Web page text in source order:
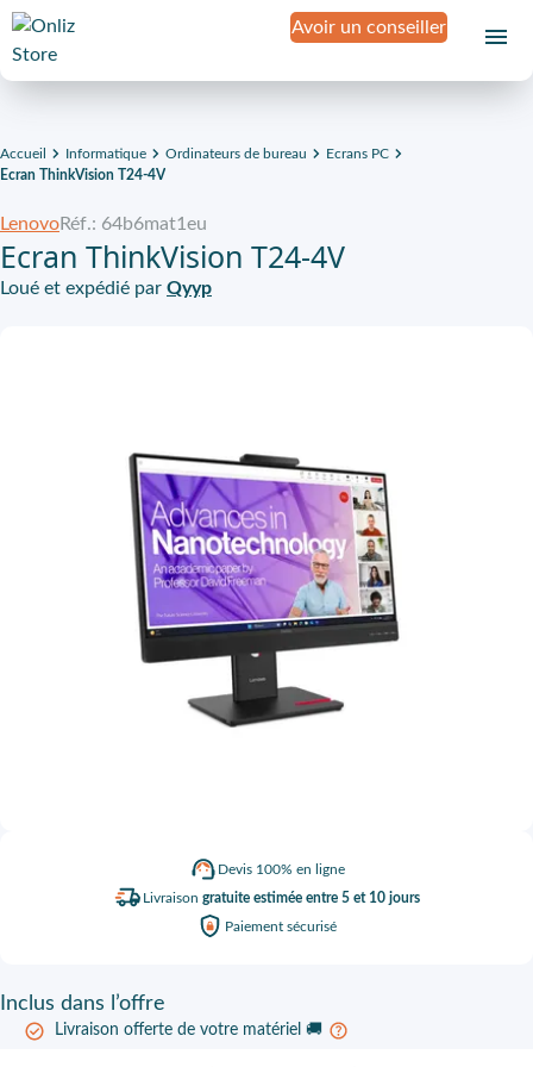
Avoir un conseiller
Accueil Informatique Ordinateurs de bureau
Ecrans PC
Ecran ThinkVision T24-4V
Devis 100% en ligne
Livraison gratuite estimée entre 5 et 10 jours
Paiement sécurisé
LenovoRéf.: 64b6mat1eu
Ecran ThinkVision T24-4V
Loué et expédié par Qyyp
Inclus dans l’offre
Livraison offerte de votre matériel 🚚